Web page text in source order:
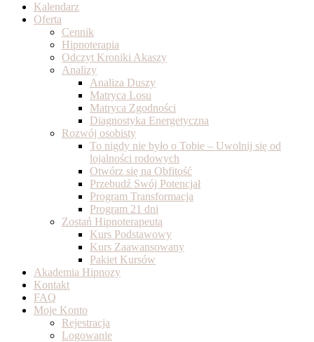
Kalendarz
Oferta
Cennik
Hipnoterapia
Odczyt Kroniki Akaszy
Analizy
Analiza Duszy
Matryca Losu
Matryca Zgodności
Diagnostyka Energetyczna
Rozwój osobisty
To nigdy nie było o Tobie – Uwolnij się od
lojalności rodowych
Otwórz się na Obfitość
Przebudź Swój Potencjał
Program Transformacja
Program 21 dni
Zostań Hipnoterapeutą
Kurs Podstawowy
Kurs Zaawansowany
Pakiet Kursów
Akademia Hipnozy
Kontakt
FAQ
Moje Konto
Rejestracja
Logowanie